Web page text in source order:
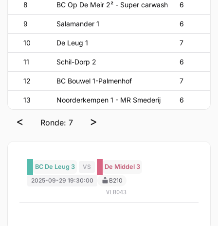
8 BC Op De Meir 2² - Super carwash 6
9 Salamander 1 6
10 De Leug 1 7
11 Schil-Dorp 2 6
12 BC Bouwel 1-Palmenhof 7
13 Noorderkempen 1 - MR Smederij 6
< Ronde: 7 >
BC De Leug 3 VS
De Middel 3
2025-09-29 19:30:00
B210
VLB043